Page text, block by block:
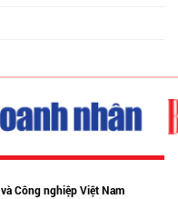
Công nghiệp Việt Nam